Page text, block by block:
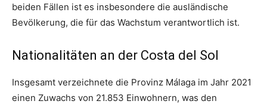
beiden Fällen ist es insbesondere die ausländische
Bevölkerung, die für das Wachstum verantwortlich ist.
Nationalitäten an der Costa del Sol
Insgesamt verzeichnete die Provinz Málaga im Jahr 2021
einen Zuwachs von 21.853 Einwohnern, was den